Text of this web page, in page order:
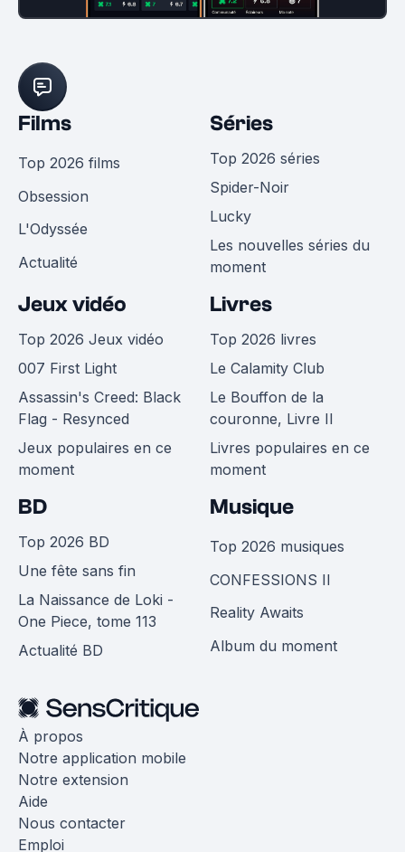
Films
Top 2026 films
Obsession
L'Odyssée
Actualité
Séries
Top 2026 séries
Spider-Noir
Lucky
Les nouvelles séries du
moment
Jeux vidéo
Top 2026 Jeux vidéo
007 First Light
Assassin's Creed: Black
Flag - Resynced
Jeux populaires en ce
moment
Livres
Top 2026 livres
Le Calamity Club
Le Bouffon de la
couronne, Livre II
Livres populaires en ce
moment
BD
Top 2026 BD
Une fête sans fin
La Naissance de Loki -
One Piece, tome 113
Actualité BD
Musique
Top 2026 musiques
CONFESSIONS II
Reality Awaits
Album du moment
À propos
Notre application mobile
Notre extension
Aide
Nous contacter
Emploi